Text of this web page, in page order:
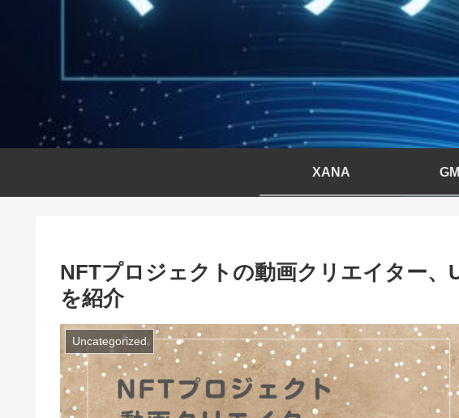
XANA
NFTプロジェクトの動画クリエイター、
を紹介
Uncategorized